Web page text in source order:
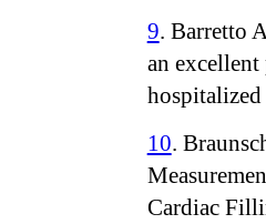
9. Barretto
an
10.
Cardiac